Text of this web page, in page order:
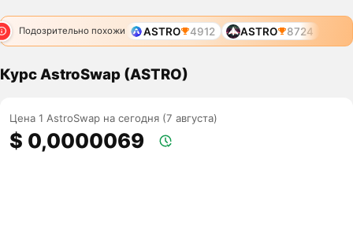
Подозрительно похожи ASTRO 4912 ASTRO 8724
Курс AstroSwap (ASTRO)
Цена 1 AstroSwap на сегодня (7 августа)
$ 0,0000069